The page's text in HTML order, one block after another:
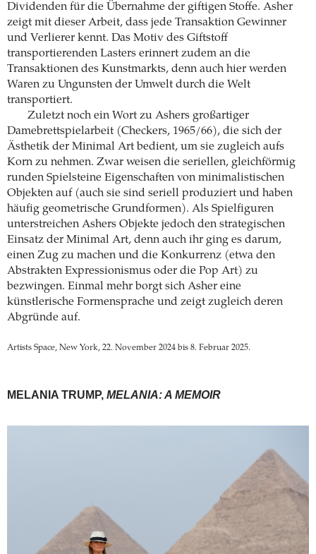
Dividenden für die Übernahme der giftigen Stoffe. Asher
zeigt mit dieser Arbeit, dass jede Transaktion Gewinner
und Verlierer kennt. Das Motiv des Giftstoff
transportierenden Lasters erinnert zudem an die
Transaktionen des Kunstmarkts, denn auch hier werden
Waren zu Ungunsten der Umwelt durch die Welt
transportiert.
Zuletzt noch ein Wort zu Ashers großartiger
Damebrettspielarbeit (Checkers, 1965/66), die sich der
Ästhetik der Minimal Art bedient, um sie zugleich aufs
Korn zu nehmen. Zwar weisen die seriellen, gleichförmig
runden Spielsteine Eigenschaften von minimalistischen
Objekten auf (auch sie sind seriell produziert und haben
häufig geometrische Grundformen). Als Spielfiguren
unterstreichen Ashers Objekte jedoch den strategischen
Einsatz der Minimal Art, denn auch ihr ging es darum,
einen Zug zu machen und die Konkurrenz (etwa den
Abstrakten Expressionismus oder die Pop Art) zu
bezwingen. Einmal mehr borgt sich Asher eine
künstlerische Formensprache und zeigt zugleich deren
Abgründe auf.
Artists Space, New York, 22. November 2024 bis 8. Februar 2025.
MELANIA TRUMP, MELANIA: A MEMOIR